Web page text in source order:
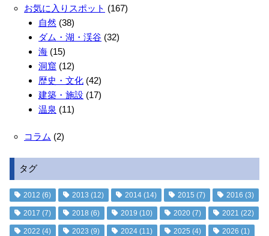
お気に入りスポット (167)
自然 (38)
ダム・湖・渓谷 (32)
海 (15)
洞窟 (12)
歴史・文化 (42)
建築・施設 (17)
温泉 (11)
コラム (2)
タグ
2012 (6) 2013 (12) 2014 (14) 2015 (7) 2016 (3)
2017 (7) 2018 (6) 2019 (10) 2020 (7) 2021 (22)
2022 (4) 2023 (9) 2024 (11) 2025 (4) 2026 (1)